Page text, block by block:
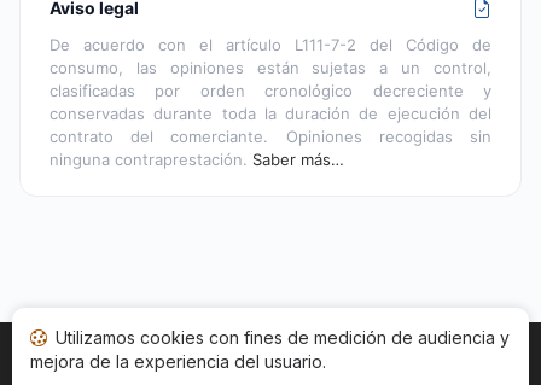
Aviso legal
De acuerdo con el artículo L111-7-2 del Código de
consumo, las opiniones están sujetas a un control,
clasificadas por orden cronológico decreciente y
conservadas durante toda la duración de ejecución del
contrato del comerciante. Opiniones recogidas sin
ninguna contraprestación. Saber más…
Inicio Estado opiniones Categorías
Utilizamos cookies con fines de medición de audiencia y
mejora de la experiencia del usuario.